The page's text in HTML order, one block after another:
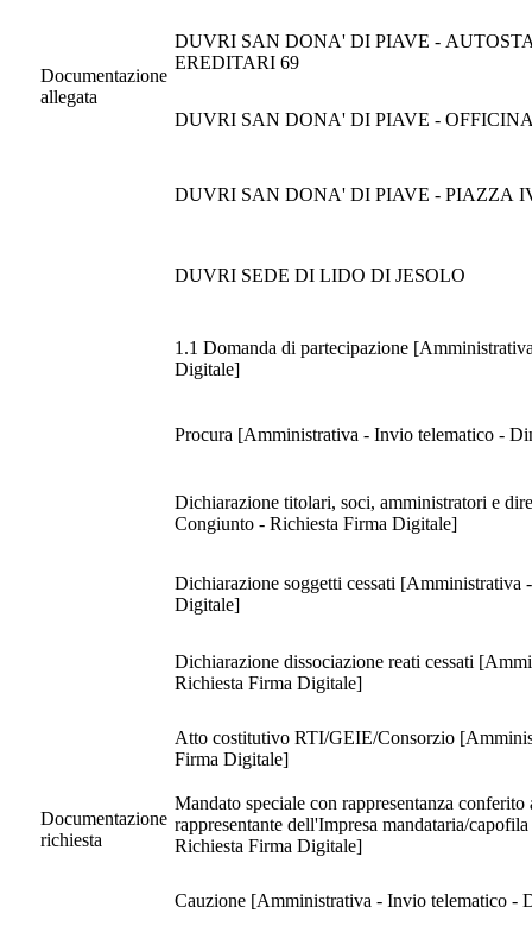
Documentazione
allegata
DUVRI SAN DONA' DI PIAVE -
EREDITARI 69
DUVRI SAN DONA' DI PIAVE -
DUVRI SAN DONA' DI PIAVE - PIAZZA
DUVRI SEDE DI LIDO DI JESOLO
Documentazione
richiesta
1.1 Domanda di partecipazione
Digitale]
Procura [Amministrativa - Invio telematico -
Dichiarazione titolari, soci, amministratori e
Congiunto - Richiesta Firma Digitale]
Dichiarazione soggetti cessati
Digitale]
Dichiarazione dissociazione reati cessati
Richiesta Firma Digitale]
Atto costitutivo RTI/GEIE/Consorzio
Firma Digitale]
Mandato speciale con rappresentanza
rappresentante dell'Impresa mandataria/
Richiesta Firma Digitale]
Cauzione [Amministrativa - Invio